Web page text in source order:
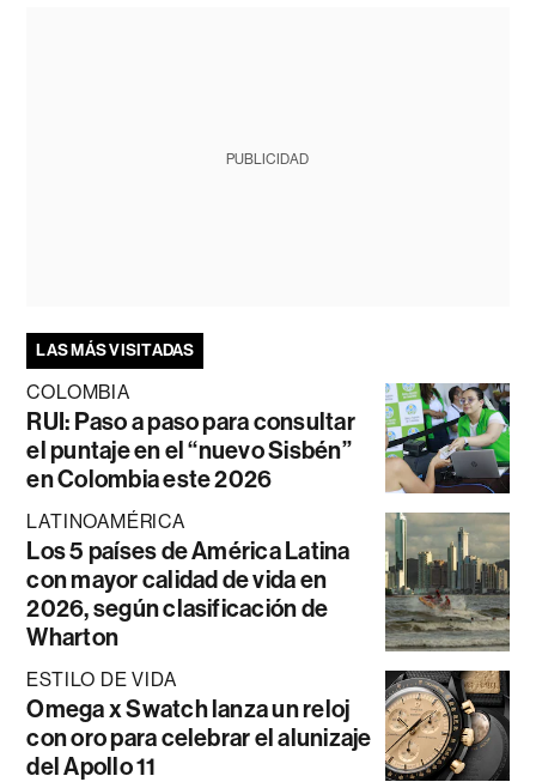
PUBLICIDAD
LAS MÁS VISITADAS
COLOMBIA
RUI: Paso a paso para consultar
el puntaje en el “nuevo Sisbén”
en Colombia este 2026
LATINOAMÉRICA
Los 5 países de América Latina
con mayor calidad de vida en
2026, según clasificación de
Wharton
ESTILO DE VIDA
Omega x Swatch lanza un reloj
con oro para celebrar el alunizaje
del Apollo 11